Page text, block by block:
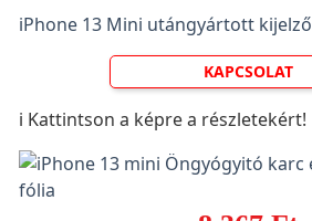
iPhone 13 Mini utángyártott kijelző
KAPCSOLAT
ℹ️ Kattintson a képre a részletekért!